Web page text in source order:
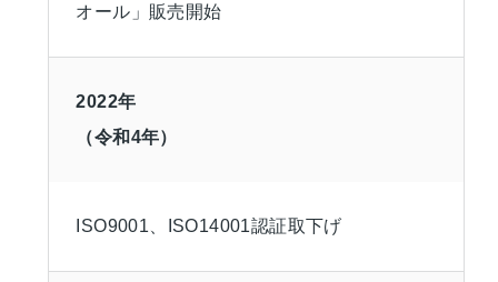
オール」販売開始
2022年
（令和4年）
ISO9001、ISO14001認証取下げ